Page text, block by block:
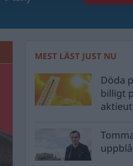
MEST LÄST JUST NU
Döda
billigt